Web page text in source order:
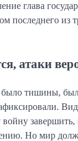
глава
последнего из
атаки
было тишины,
войну
Но мир